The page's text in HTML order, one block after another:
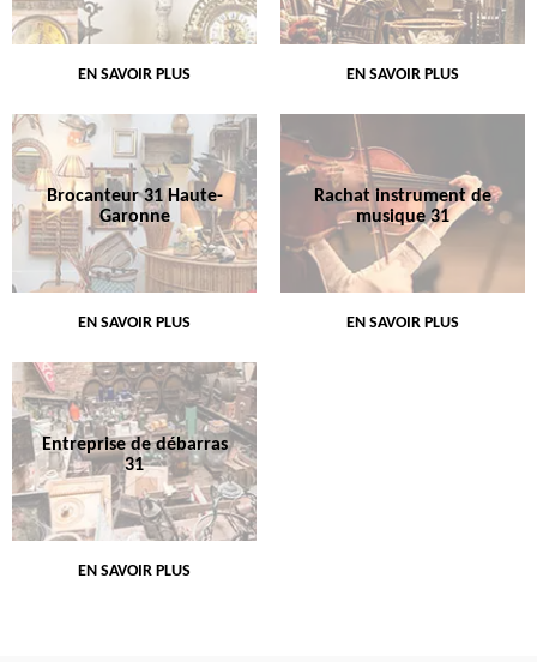
EN SAVOIR PLUS EN SAVOIR PLUS
Brocanteur 31 Haute-
Garonne
EN SAVOIR PLUS
Rachat instrument de
musique 31
EN SAVOIR PLUS
Entreprise de débarras
31
EN SAVOIR PLUS